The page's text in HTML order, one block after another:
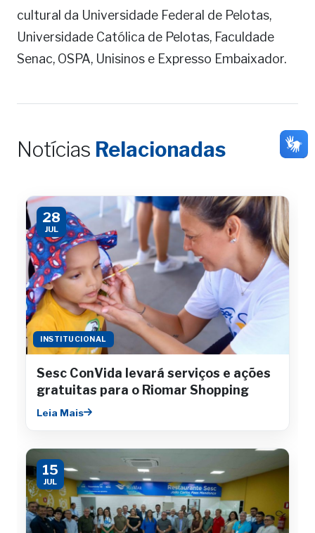
cultural da Universidade Federal de Pelotas,
Universidade Católica de Pelotas, Faculdade
Senac, OSPA, Unisinos e Expresso Embaixador.
Notícias Relacionadas
28
JUL
INSTITUCIONAL
Sesc ConVida levará serviços e ações
gratuitas para o Riomar Shopping
Leia Mais
15
JUL